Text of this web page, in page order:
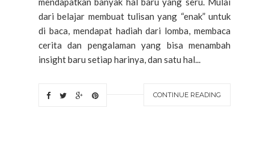
dari belajar membuat tulisan yang “enak” untuk
di baca, mendapat hadiah dari lomba, membaca
cerita dan pengalaman yang bisa menambah
insight baru setiap harinya, dan satu hal...
CONTINUE READING